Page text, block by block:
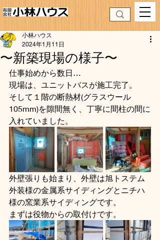
〜新築現場の様子〜
小林ハウス
2024年1月11日
仕事始めから数日…
現場は、ユニットバスが施工完了。
そして１階の断熱材(グラスウール
105mm)を隙間無く、丁寧に間柱の間に
入れていました。
外壁張りも始まり、外壁は旭トステム
外装様の金属系サイディングとニチハ
様の窯業系サイディングです。
まずは役物からの取付けです。